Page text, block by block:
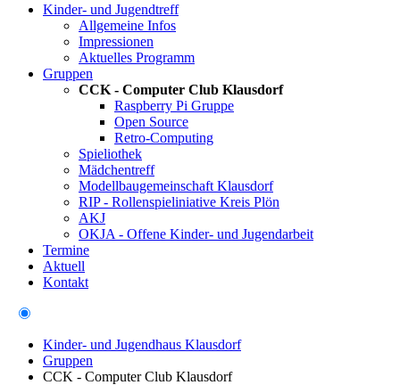
Kinder- und Jugendtreff
Allgemeine Infos
Impressionen
Aktuelles Programm
Gruppen
CCK - Computer Club Klausdorf
Raspberry Pi Gruppe
Open Source
Retro-Computing
Spieliothek
Mädchentreff
Modellbaugemeinschaft Klausdorf
RIP - Rollenspieliniative Kreis Plön
AKJ
OKJA - Offene Kinder- und Jugendarbeit
Termine
Aktuell
Kontakt
Kinder- und Jugendhaus Klausdorf
Gruppen
CCK - Computer Club Klausdorf